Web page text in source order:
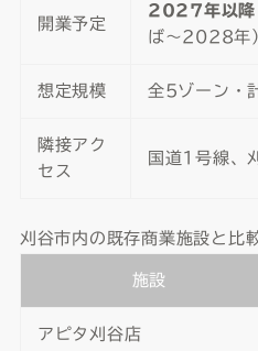
開業予定
2027年以降
ば〜2028年
想定規模 全5ゾーン・
隣接アク
セス
国道1号線、
刈谷市内の既存商業施設と比
施設
アピタ刈谷店